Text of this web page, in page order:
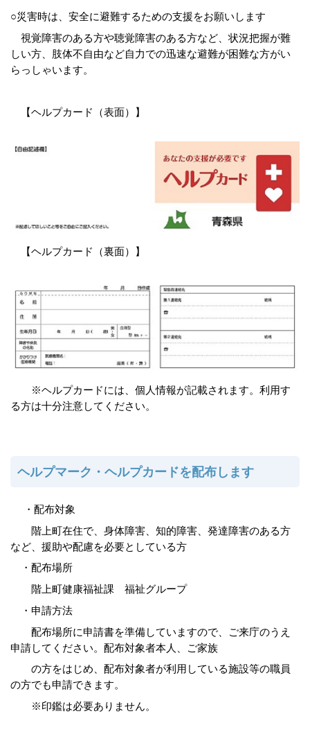
○災害時は、安全に避難するための支援をお願いします
視覚障害のある方や聴覚障害のある方など、状況把握が難
しい方、肢体不自由など自力での迅速な避難が困難な方がい
らっしゃいます。
【ヘルプカード（表面）】
【ヘルプカード（裏面）】
※ヘルプカードには、個人情報が記載されます。利用す
る方は十分注意してください。
ヘルプマーク・ヘルプカードを配布します
・配布対象
階上町在住で、身体障害、知的障害、発達障害のある方
など、援助や配慮を必要としている方
・配布場所
階上町健康福祉課 福祉グループ
・申請方法
配布場所に申請書を準備していますので、ご来庁のうえ
申請してください。配布対象者本人、ご家族
の方をはじめ、配布対象者が利用している施設等の職員
の方でも申請できます。
※印鑑は必要ありません。